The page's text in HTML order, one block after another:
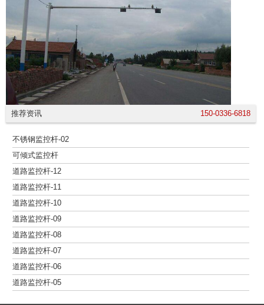
推荐资讯 150-0336-6818
不锈钢监控杆-02
可倾式监控杆
道路监控杆-12
道路监控杆-11
道路监控杆-10
道路监控杆-09
道路监控杆-08
道路监控杆-07
道路监控杆-06
道路监控杆-05